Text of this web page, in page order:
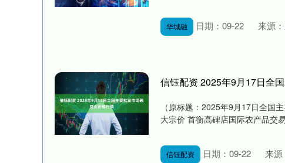
华城融 日期：09-22
来源
信钰配资 2025年9月17日全
（原标题：2025年9月17日全国
大宗价 首衡高碑店国际农产品交
信钰配资 日期：09-22
来源